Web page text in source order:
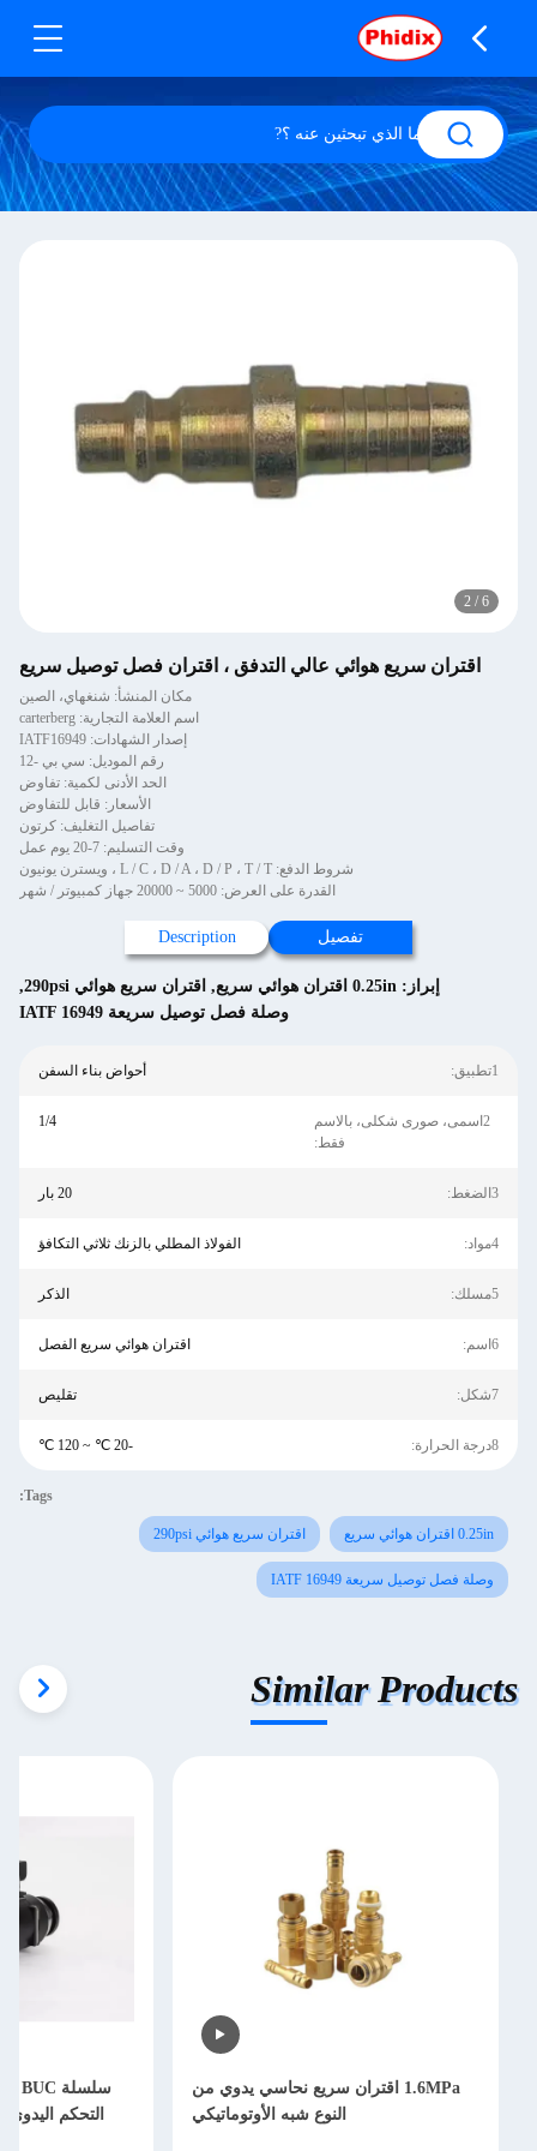
2 / 6
اقتران سريع هوائي عالي التدفق ، اقتران فصل توصيل سريع
مكان المنشأ: شنغهاي، الصين
اسم العلامة التجارية: carterberg
إصدار الشهادات: IATF16949
رقم الموديل: سي بي -12
الحد الأدنى لكمية: تفاوض
الأسعار: قابل للتفاوض
تفاصيل التغليف: كرتون
وقت التسليم: 7-20 يوم عمل
شروط الدفع: L / C ، D / A ، D / P ، T / T ، ويسترن يونيون
القدرة على العرض: 5000 ~ 20000 جهاز كمبيوتر / شهر
تفصيل Description
إبراز: 0.25in اقتران هوائي سريع , اقتران سريع هوائي 290psi
,
وصلة فصل توصيل سريعة IATF 16949
1تطبيق: أحواض بناء السفن
2اسمى، صورى شكلى، بالاسم
فقط:
1/4
3الضغط: 20 بار
4مواد: الفولاذ المطلي بالزنك ثلاثي التكافؤ
5مسلك: الذكر
6اسم: اقتران هوائي سريع الفصل
7شكل: تقليص
8درجة الحرارة: -20 ℃ ~ 120 ℃
Tags:
0.25in اقتران هوائي سريع اقتران سريع هوائي 290psi
وصلة فصل توصيل سريعة IATF 16949
Similar Products
1.6MPa اقتران سريع نحاسي يدوي من
النوع شبه الأوتوماتيكي
التحكم